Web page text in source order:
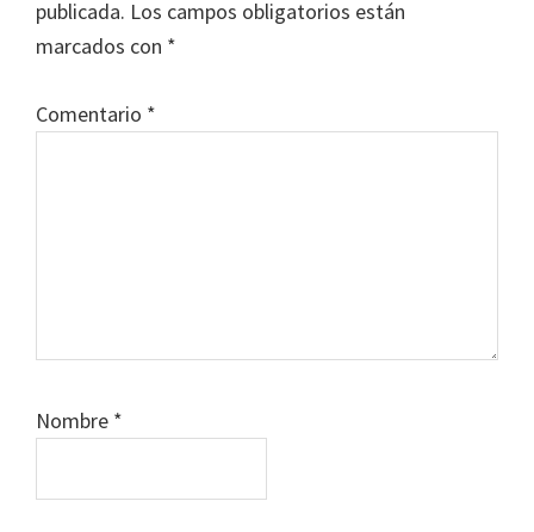
lectores
publicada. Los campos obligatorios están
marcados con *
Comentario *
Nombre *